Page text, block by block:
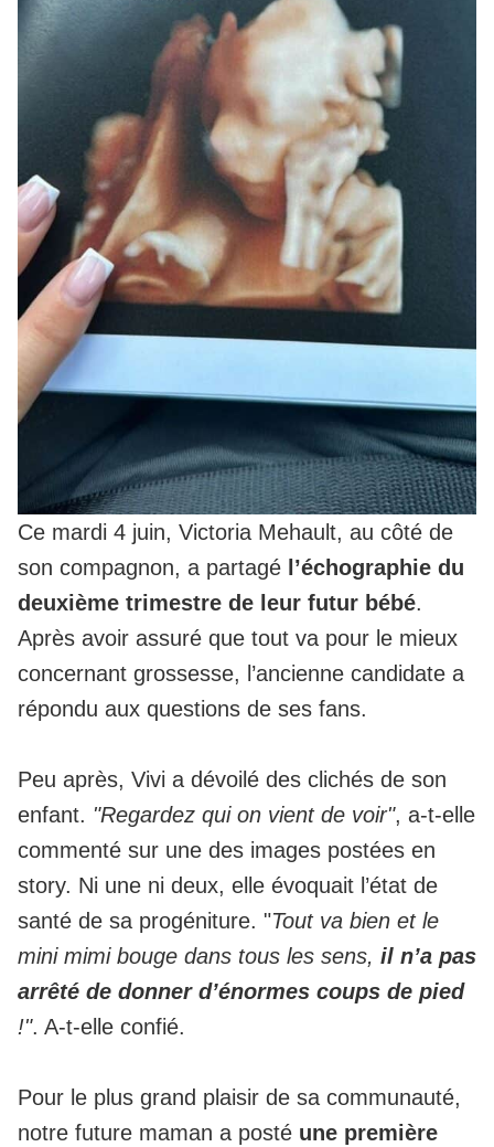
Ce mardi 4 juin, Victoria Mehault, au côté de
son compagnon, a partagé l’échographie du
deuxième trimestre de leur futur bébé.
Après avoir assuré que tout va pour le mieux
concernant grossesse, l’ancienne candidate a
répondu aux questions de ses fans.
Peu après, Vivi a dévoilé des clichés de son
enfant. "Regardez qui on vient de voir", a-t-elle
commenté sur une des images postées en
story. Ni une ni deux, elle évoquait l’état de
santé de sa progéniture. "Tout va bien et le
mini mimi bouge dans tous les sens, il n’a pas
arrêté de donner d’énormes coups de pied
!". A-t-elle confié.
Pour le plus grand plaisir de sa communauté,
notre future maman a posté une première